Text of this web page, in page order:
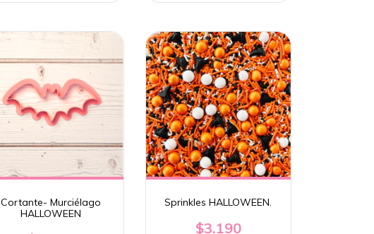
Cortante- Murciélago
HALLOWEEN
Sprinkles HALLOWEEN.
$3.190